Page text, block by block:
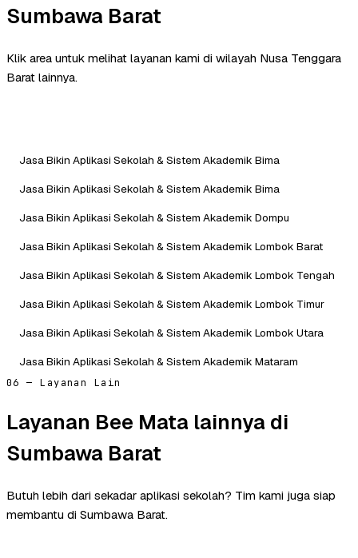
Sumbawa Barat
Klik area untuk melihat layanan kami di wilayah Nusa Tenggara
Barat lainnya.
Jasa Bikin Aplikasi Sekolah & Sistem Akademik Bima
Jasa Bikin Aplikasi Sekolah & Sistem Akademik Bima
Jasa Bikin Aplikasi Sekolah & Sistem Akademik Dompu
Jasa Bikin Aplikasi Sekolah & Sistem Akademik Lombok Barat
Jasa Bikin Aplikasi Sekolah & Sistem Akademik Lombok Tengah
Jasa Bikin Aplikasi Sekolah & Sistem Akademik Lombok Timur
Jasa Bikin Aplikasi Sekolah & Sistem Akademik Lombok Utara
Jasa Bikin Aplikasi Sekolah & Sistem Akademik Mataram
06 — Layanan Lain
Layanan Bee Mata lainnya di
Sumbawa Barat
Butuh lebih dari sekadar aplikasi sekolah? Tim kami juga siap
membantu di Sumbawa Barat.